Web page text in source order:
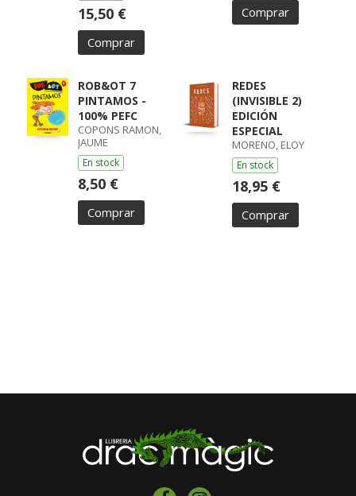
15,50 €
Comprar
Comprar
ROB&OT 7
PINTAMOS -
100% PEFC
COPONS RAMON,
JAUME
En stock
8,50 €
Comprar
REDES
(INVISIBLE 2)
EDICIÓN
ESPECIAL
MORENO, ELOY
En stock
18,95 €
Comprar